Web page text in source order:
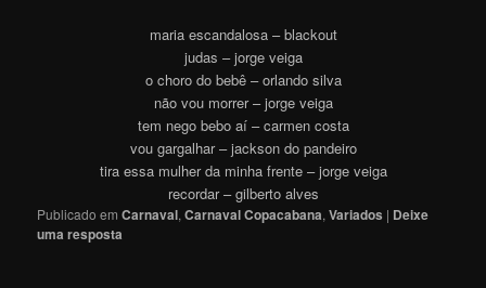
maria escandalosa – blackout
judas – jorge veiga
o choro do bebê – orlando silva
não vou morrer – jorge veiga
tem nego bebo aí – carmen costa
vou gargalhar – jackson do pandeiro
tira essa mulher da minha frente – jorge veiga
recordar – gilberto alves
Publicado em Carnaval,Carnaval Copacabana,Variados | Deixe
uma resposta